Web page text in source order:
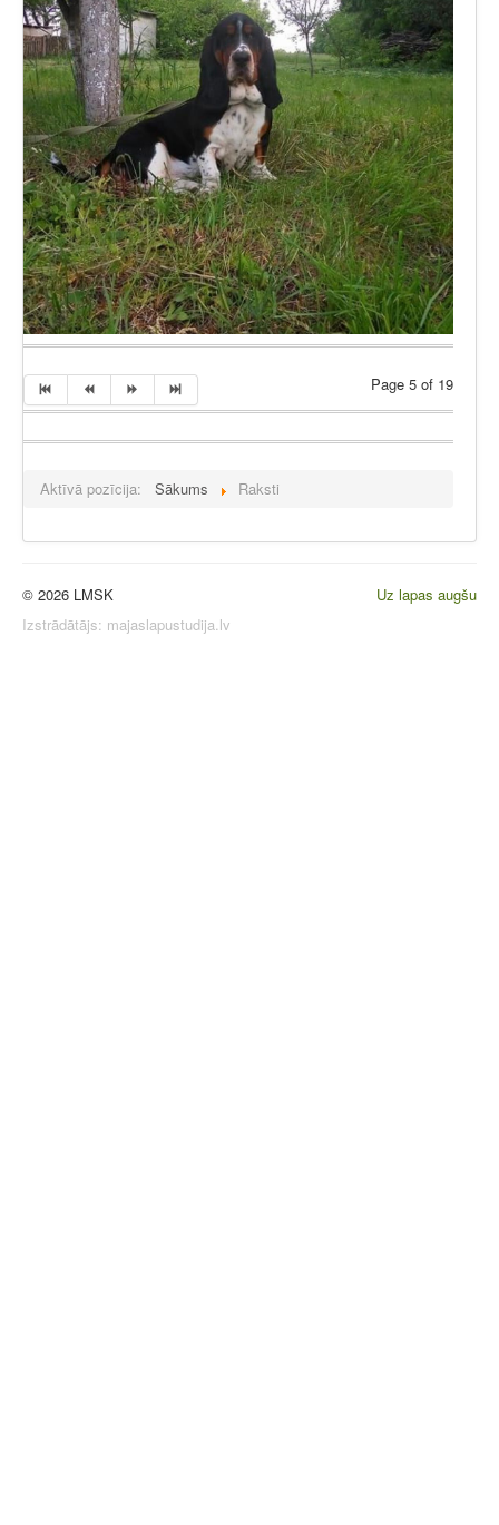
Page 5 of 19
Aktīvā pozīcija: Sākums Raksti
Uz lapas augšu
© 2026 LMSK
Izstrādātājs: majaslapustudija.lv